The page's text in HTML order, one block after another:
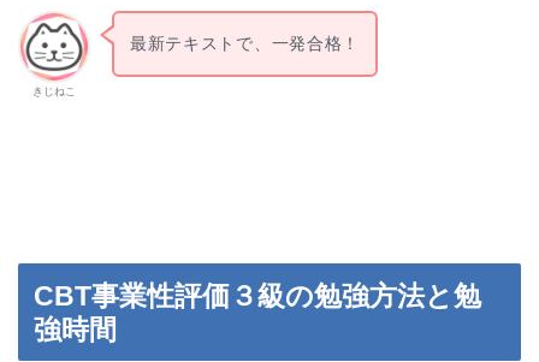
きじねこ
最新テキストで、一発合格！
CBT事業性評価３級の勉強方法と勉
強時間